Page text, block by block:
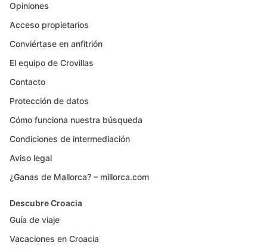
Opiniones
Acceso propietarios
Conviértase en anfitrión
El equipo de Crovillas
Contacto
Protección de datos
Cómo funciona nuestra búsqueda
Condiciones de intermediación
Aviso legal
¿Ganas de Mallorca? – millorca.com
Descubre Croacia
Guía de viaje
Vacaciones en Croacia